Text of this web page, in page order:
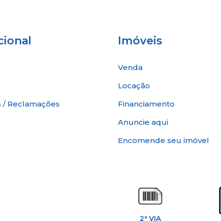
/ Reclamações
Imóveis
Venda
Locação
Financiamento
Anuncie aqui
Encomende seu imóvel
2ª VIA